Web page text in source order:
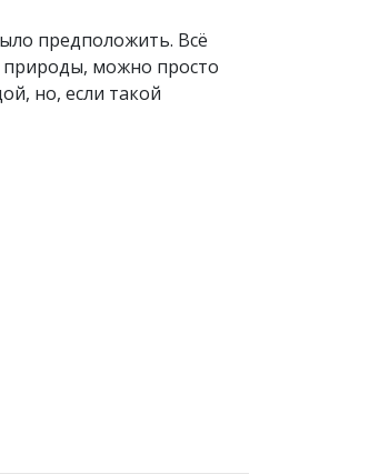
предположить. Всё
природы, можно просто
но, если такой